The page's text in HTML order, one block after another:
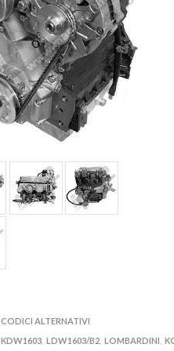
CODICI ALTERNATIVI
KDW1603 LDW1603/B2 LOMBARDINI